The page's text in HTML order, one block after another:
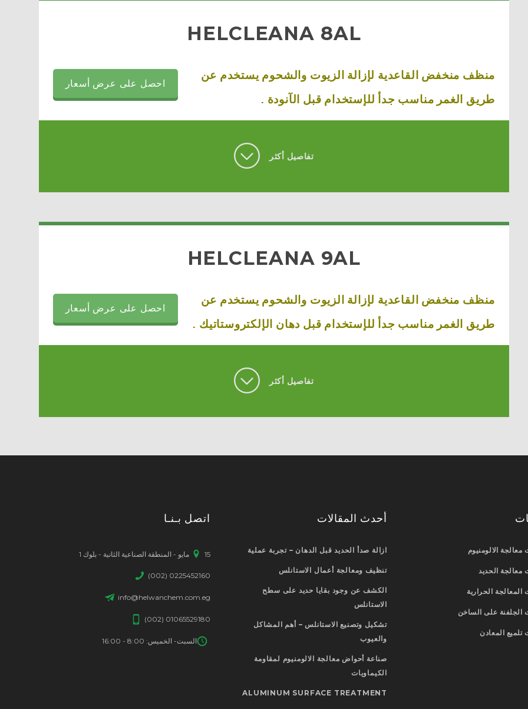
HELCLEANA 8AL
احصل على عرض أسعار
منظف منخفض القاعدية لإزالة الزيوت والشحوم يستخدم عن
طريق الغمر مناسب جدأ للإستخدام قبل الآنودة .
تفاصيل أكثر
HELCLEANA 9AL
احصل على عرض أسعار
منظف منخفض القاعدية لإزالة الزيوت والشحوم يستخدم عن
طريق الغمر مناسب جدأ للإستخدام قبل دهان الإلكتروستاتيك .
تفاصيل أكثر
اتصل بـنـا
15 مايو - المنطقة الصناعية الثانية - بلوك 1
(002) 0225452160
info@helwanchem.com.eg
(002) 01065529180
السبت- الخميس: 8:00 - 16:00
أحدث المقالات
ازالة صدأ الحديد قبل الدهان – تجربة عملية
تنظيف ومعالجة أعمال الاستانلس
الكشف عن وجود بقايا حديد على سطح
الاستانلس
تشكيل وتصنيع الاستانلس – أهم المشاكل
والعيوب
صناعة أحواض معالجة الالومنيوم لمقاومة
الكيماويات
ALUMINUM SURFACE TREATMENT
معالجة الالومنيوم
معالجة الحديد
المعالجة الحرارية
الجلفنة على الساخن
تلميع المعادن